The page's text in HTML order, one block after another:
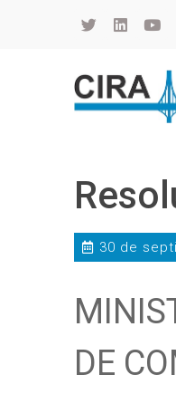
30 de
DE